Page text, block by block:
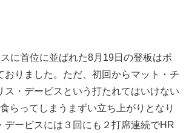
に首位に並ばれた8月19日の登板はボ
おりました。ただ、初回からマット・チ
ス・デービスという打たれてはいけない
らってしまうまずい立ち上がりとなり
デービスには３回にも２打席連続でHR